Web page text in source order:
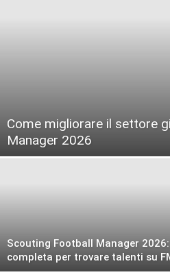
Come migliorare il settore
Manager 2026
Scouting Football Manager
completa per trovare talenti su